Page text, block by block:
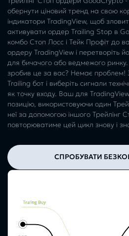
обернути ціновий тренд на свою
індикатори TradingView, щоб
активувати ордер Trailing Stop в
комбо Стоп Лосс і Тейк Профіт до
ордеру TradingView і перетворіть
для бичачого або ведмежого
зробив це за вас? Немає проблем!
Trailing бот і виберіть сигнали
як точку входу. Ваш для
позицію, використовуючи один
неї за допомогою іншого Трейлінг
повторюватиме цей цикл знову і
СПРОБУВАТИ